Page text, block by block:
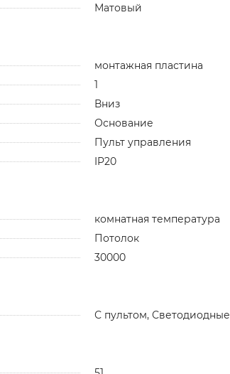
Матовый
монтажная пластина
1
Вниз
Основание
Пульт управления
IP20
комнатная температура
Потолок
30000
С пультом, Светодиодные